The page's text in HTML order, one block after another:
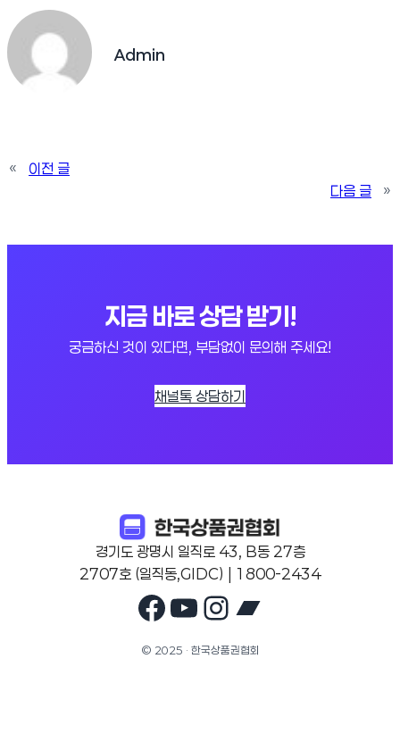
Admin
«
이전 글
다음 글
»
지금 바로 상담 받기!
궁금하신 것이 있다면, 부담없이 문의해 주세요!
채널톡 상담하기
경기도 광명시 일직로 43, B동 27층
2707호 (일직동,GIDC) | 1800-2434
Facebook
YouTube
Instagram
© 2025 · 한국상품권협회